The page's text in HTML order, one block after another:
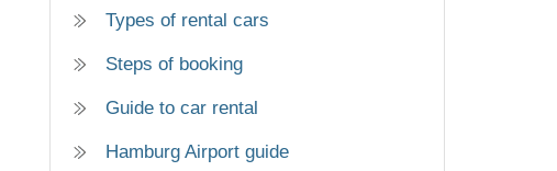
Types of rental cars
Steps of booking
Guide to car rental
Hamburg Airport guide